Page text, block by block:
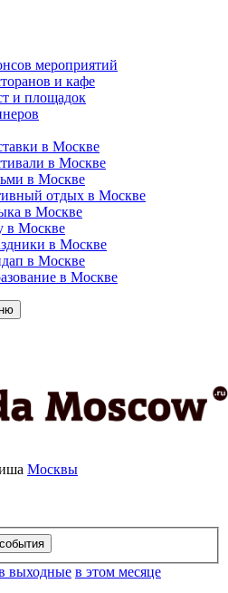
мероприятий
и кафе
и площадок
в Москве
в Москве
в Москве
отдых в Москве
в Москве
в Москве
в Москве
в Москве
в Москве
Москвы
выходные в этом месяце